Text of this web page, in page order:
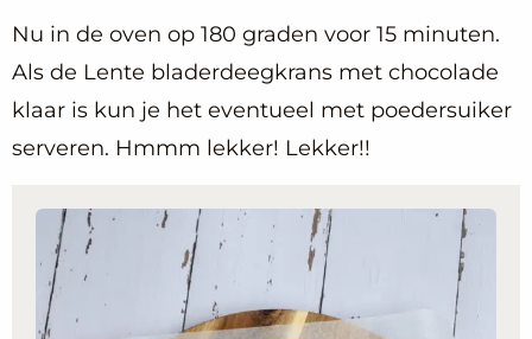
Nu in de oven op 180 graden voor 15 minuten.
Als de Lente bladerdeegkrans met chocolade
klaar is kun je het eventueel met poedersuiker
serveren. Hmmm lekker! Lekker!!